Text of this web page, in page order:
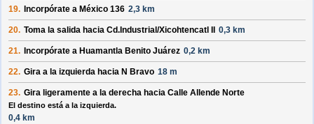
19. Incorpórate a México 136 2,3 km
20. Toma la salida hacia Cd.Industrial/Xicohtencatl II 0,3 km
21. Incorpórate a Huamantla Benito Juárez 0,2 km
22. Gira a la izquierda hacia N Bravo 18 m
23. Gira ligeramente a la derecha hacia Calle Allende Norte
El destino está a la izquierda.
0,4 km